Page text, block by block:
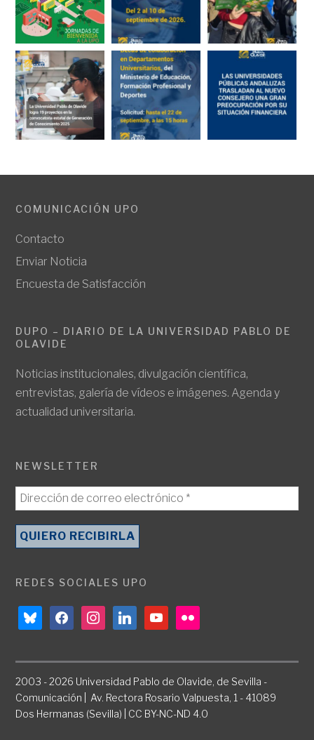
COMUNICACIÓN UPO
Contacto
Enviar Noticia
Encuesta de Satisfacción
DUPO – DIARIO DE LA UNIVERSIDAD PABLO DE
OLAVIDE
Noticias institucionales, divulgación científica,
entrevistas, galería de vídeos e imágenes. Agenda y
actualidad universitaria.
NEWSLETTER
REDES SOCIALES UPO
blueskyfacebookinstagramlinkedinyoutubeflickr
2003 - 2026 Universidad Pablo de Olavide, de Sevilla -
Comunicación | Av. Rectora Rosario Valpuesta, 1 - 41089
Dos Hermanas (Sevilla) | CC BY-NC-ND 4.0